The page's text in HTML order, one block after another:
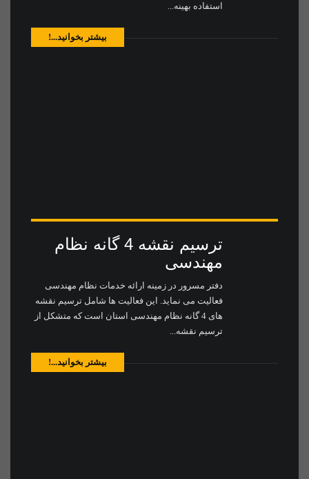
استفاده بهینه...
بیشتر بخوانید...!
ترسیم نقشه 4 گانه نظام
مهندسی
دفتر مسرور در زمینه ارائه خدمات نظام مهندسی
فعالیت می نماید. این فعالیت ها شامل ترسیم نقشه
های 4 گانه نظام مهندسی استان است که متشکل از
ترسیم نقشه‌...
بیشتر بخوانید...!